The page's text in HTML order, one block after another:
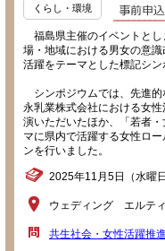
くらし・環境
福島県主催のイベントとし
場・地域における男女の意
活躍をテーマとした標記シン
シンポジウムでは、先進的
永乳業株式会社における女
演いただいたほか、「若者
マに県内で活躍する女性ロ
ンを行いました。
2025年11月5日（水曜
ウェディング エルテ
共生社会・女性活躍推